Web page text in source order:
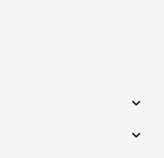
su instagram
expand_more
expand_more